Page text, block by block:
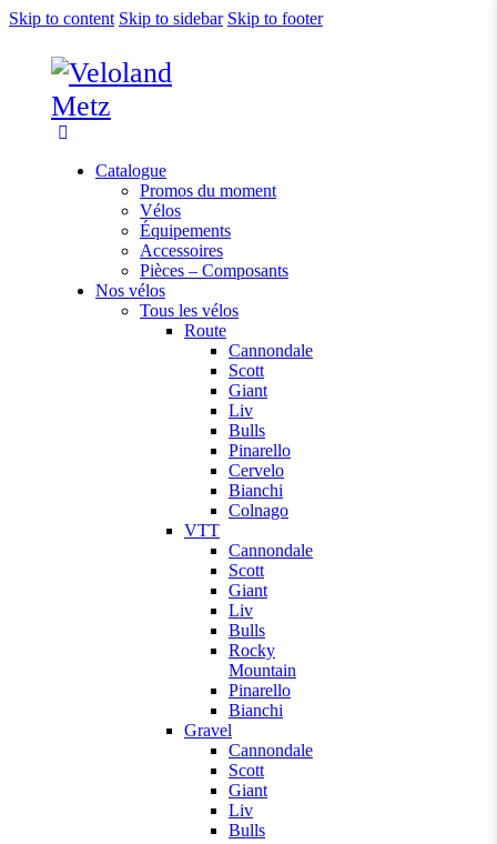
Skip to content Skip to sidebar Skip to footer
Catalogue
Promos du moment
Vélos
Équipements
Accessoires
Pièces – Composants
Nos vélos
Tous les vélos
Route
Cannondale
Scott
Giant
Liv
Bulls
Pinarello
Cervelo
Bianchi
Colnago
VTT
Cannondale
Scott
Giant
Liv
Bulls
Rocky
Mountain
Pinarello
Bianchi
Gravel
Cannondale
Scott
Giant
Liv
Bulls